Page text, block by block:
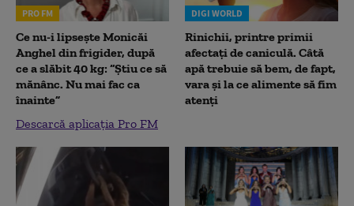
PRO FM
Ce nu-i lipsește Monicăi
Anghel din frigider, după
ce a slăbit 40 kg: “Știu ce să
mănânc. Nu mai fac ca
înainte”
Descarcă aplicația Pro FM
DIGI WORLD
Rinichii, printre primii
afectați de caniculă. Câtă
apă trebuie să bem, de fapt,
vara și la ce alimente să fim
atenți